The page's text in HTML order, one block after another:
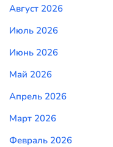
Август 2026
Июль 2026
Июнь 2026
Май 2026
Апрель 2026
Март 2026
Февраль 2026